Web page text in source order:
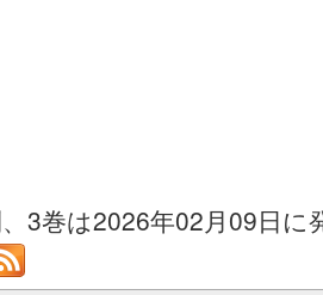
3巻は2026年02月09日に